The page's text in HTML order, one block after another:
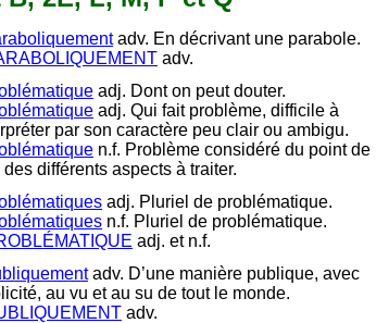
adv. En décrivant une parabole.
adv.
adj. Dont on peut douter.
adj. Qui fait problème, difficile à
par son caractère peu clair ou ambigu.
n.f. Problème considéré du point de
des différents aspects à traiter.
adj. Pluriel de problématique.
n.f. Pluriel de problématique.
adj. et n.f.
adv. D’une manière publique, avec
au vu et au su de tout le monde.
adv.